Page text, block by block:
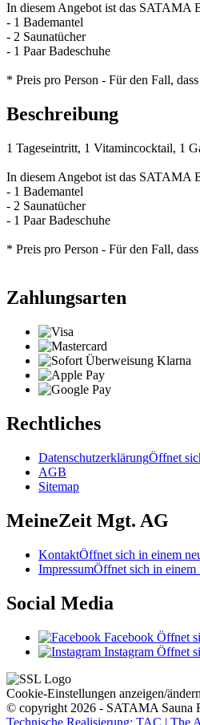
In diesem Angebot ist das SATAMA
- 1 Bademantel
- 2 Saunatücher
- 1 Paar Badeschuhe
* Preis pro Person - Für den Fall,
Beschreibung
1 Tageseintritt, 1 Vitamincocktail, 1
In diesem Angebot ist das SATAMA
- 1 Bademantel
- 2 Saunatücher
- 1 Paar Badeschuhe
* Preis pro Person - Für den Fall,
Zahlungsarten
Rechtliches
DatenschutzerklärungÖffnet
AGB
Sitemap
MeineZeit Mgt. AG
KontaktÖffnet sich in einem
ImpressumÖffnet sich in einem
Social Media
Facebook Öffnet
Instagram Öffnet
Cookie-Einstellungen anzeigen/ändern
© copyright 2026 - SATAMA Sauna
Technische Realisierung: TAC | The